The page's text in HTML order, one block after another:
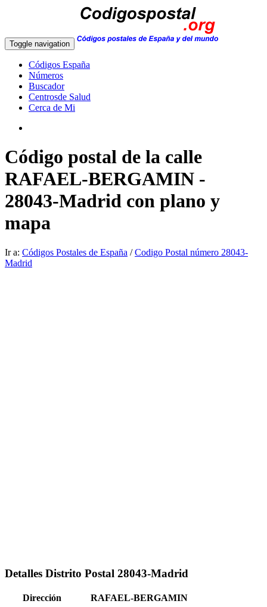
Toggle navigation
Códigos España
Números
Buscador
Centrosde Salud
Cerca de Mi
Código postal de la calle
RAFAEL-BERGAMIN -
28043-Madrid con plano y
mapa
Ir a: Códigos Postales de España /Codigo Postal número 28043-
Madrid
Detalles Distrito Postal 28043-Madrid
Dirección RAFAEL-BERGAMIN